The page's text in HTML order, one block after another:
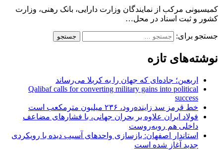
کمیسیونی مرکب از نمایندگان وزارت دارایی، بانک رهنی، وزارت
کشور و ثبت اسناد در محل…
جستجو برای:
نوشته‌های تازه
اربعین؛ جاده‌ای که جهان را به کربلا می‌رساند
Qalibaf calls for converting military gains into political
success
خط قرمز سد زاینده‌رود، ۲۳۶ میلیون مترمکعب است
فولاد ایران علاوه بر بحران جهانی، با فشارهای مضاعف
داخلی هم روبه‌روست
استاندار اصفهان: بازسازی واحدهای آسیب دیده با رویکردی
جدید آغاز شده است